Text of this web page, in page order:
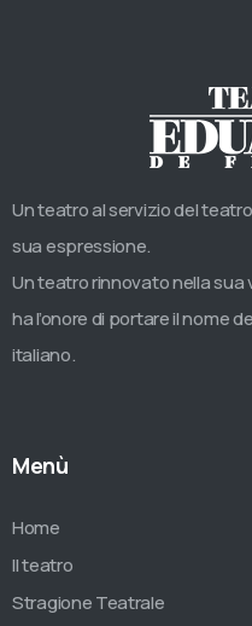
Un teatro al servizio del
sua espressione.
Un teatro rinnovato nella
ha l’onore di portare il nome
italiano.
Menù
Home
Il teatro
Stragione Teatrale